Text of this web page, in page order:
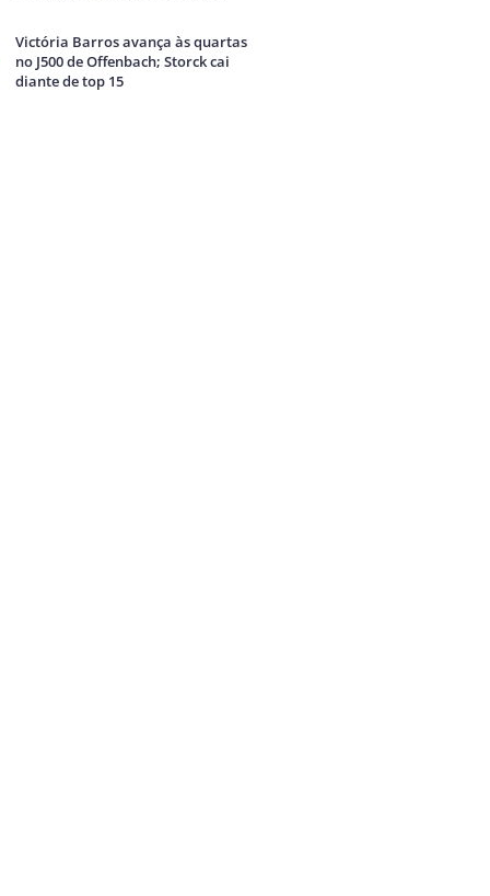
Victória Barros avança às quartas
no J500 de Offenbach; Storck cai
diante de top 15